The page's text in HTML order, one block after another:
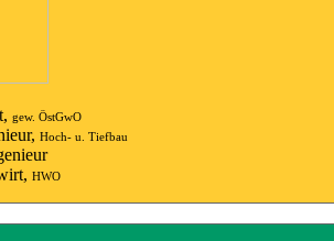
gew. ÖstGwO
Hoch- u. Tiefbau
HWO